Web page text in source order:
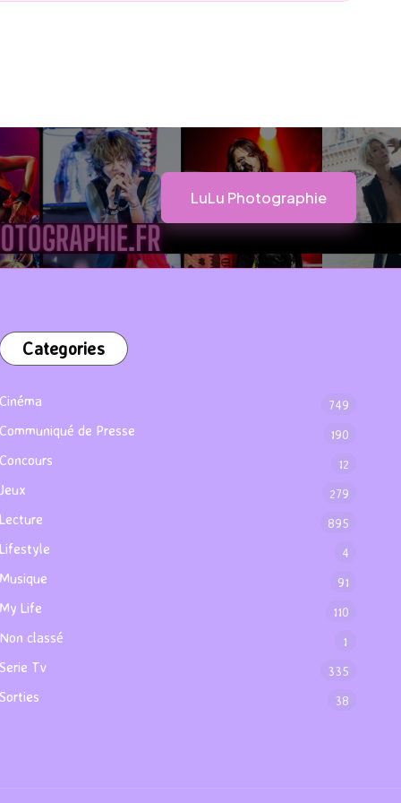
LuLu Photographie
Categories
Cinéma 749
Communiqué de Presse 190
Concours 12
Jeux 279
Lecture 895
Lifestyle 4
Musique 91
My Life 110
Non classé 1
Serie Tv 335
Sorties 38